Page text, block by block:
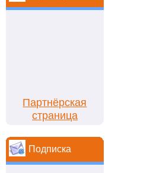
Партнёрская
страница
Подписка